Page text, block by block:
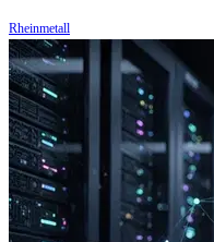
Rheinmetall